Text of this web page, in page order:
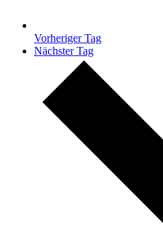
Vorheriger Tag
Nächster Tag